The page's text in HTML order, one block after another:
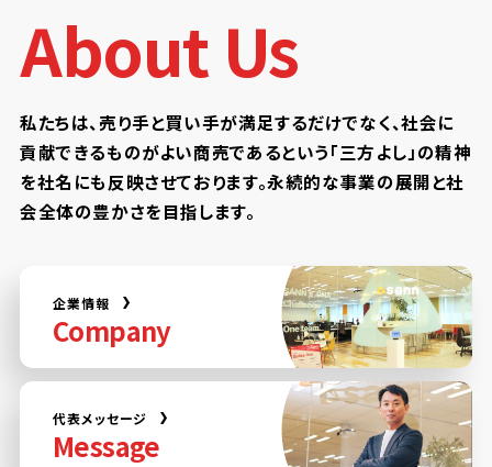
About Us
私たちは、売り手と買い手が満足するだけでなく、社会に
貢献できるものがよい商売であるという「三方よし」の精神
を社名にも反映させております。永続的な事業の展開と社
会全体の豊かさを目指します。
企業情報
Company
代表メッセージ
Message